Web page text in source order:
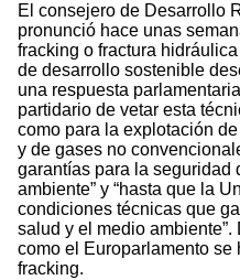
El consejero de Desarrollo
pronunció hace unas
fracking o fractura
de desarrollo sostenible
una respuesta
partidario de vetar esta
como para la explotación
y de gases no
garantías para la seguridad
ambiente” y “hasta que la
condiciones técnicas que
salud y el medio
como el Europarlamento se
fracking.